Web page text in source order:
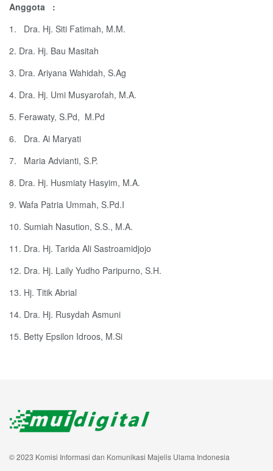
Anggota
:
1.
Dra. Hj. Siti Fatimah, M.M.
2. Dra. Hj. Bau Masitah
3. Dra. Ariyana Wahidah, S.Ag
4. Dra. Hj. Umi Musyarofah, M.A.
5. Ferawaty, S.Pd, M.Pd
6.
Dra. Ai Maryati
7.
Maria Advianti, S.P.
8. Dra. Hj. Husmiaty Hasyim, M.A.
9. Wafa Patria Ummah, S.Pd.I
10. Sumiah Nasution, S.S., M.A.
11. Dra. Hj. Tarida Ali Sastroamidjojo
12. Dra. Hj. Laily Yudho Paripurno, S.H.
13. Hj. Titik Abrial
14. Dra. Hj. Rusydah Asmuni
15. Betty Epsilon Idroos, M.Si
© 2023 Komisi Informasi dan Komunikasi Majelis Ulama Indonesia